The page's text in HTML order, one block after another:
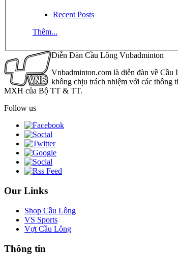
Recent Posts
Thêm...
Diễn Đàn Cầu Lông Vnbadminton
Vnbadminton.com là diễn đàn về
không chịu trách nhiệm với các thông
MXH của Bộ TT & TT.
Follow us
Our Links
Shop Cầu Lông
VS Sports
Vợt Cầu Lông
Thông tin